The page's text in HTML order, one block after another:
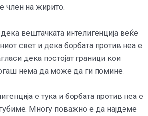
член на жирито.
вештачката интелигенција веќе
свет и дека борбата против неа е
дека постојат граници кои
нема да може да ги помине.
е тука и борбата против неа е
Многу поважно е да најдеме